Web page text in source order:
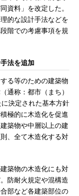
資料」を改定した。
的な設計手法などを
階での考慮事項を規
法を追加
る等のための建築物
通称：都市（まち）
決定された基本方針
極的に木造化を促進
築物や中層以上の建
、全て木造化する対
築物の木造化にも対
防耐火規定や混構造
部など各建築部位の